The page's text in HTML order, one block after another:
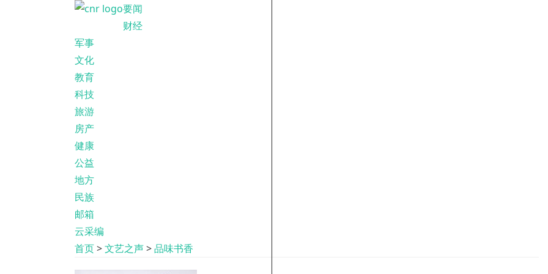
要闻
财经
军事
文化
教育
科技
旅游
房产
健康
公益
地方
民族
邮箱
云采编
首页>文艺之声>品味书香